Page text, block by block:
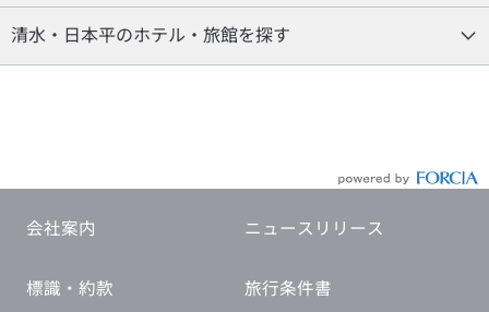
清水・日本平のホテル・旅館を探す
会社案内 ニュースリリース
標識・約款 旅行条件書